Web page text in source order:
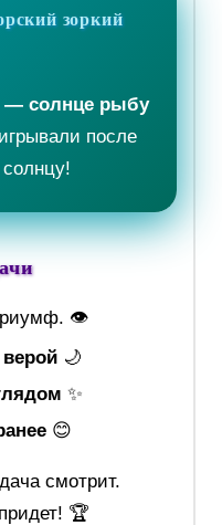
зоркий
— солнце рыбу
после
👁️
🌙
✨
😊
смотрит.
🏆